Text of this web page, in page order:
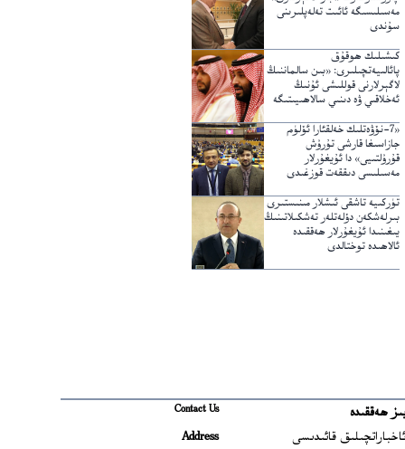
مەسىلىسىگە ئائىت تەلەپلىرىنى
سۇندى
كىشىلىك ھوقۇق
پائالىيەتچىلىرى: «بىن سالماننىڭ
لاگېرلارنى قوللىشى ئۇنىڭ
ئەخلاقىي ۋە دىنىي سالاھىيىتىگە
«7-نۆۋەتلىك خەلقئارا ئۆلۈم
جازاسىغا قارشى تۇرۇش
قۇرۇلتىيى» دا ئۇيغۇرلار
مەسىلىسى دىققەت قوزغىدى
تۈركىيە تاشقى ئىشلار مىنىستىرى
بىرلەشكەن دۆلەتلەر تەشكىلاتىنىڭ
يىغىنىدا ئۇيغۇرلار ھەققىدە
ئالاھىدە توختالدى
ھەققىدە
ئاخباراتچىلىق قائىدىسى
Contact Us
Address